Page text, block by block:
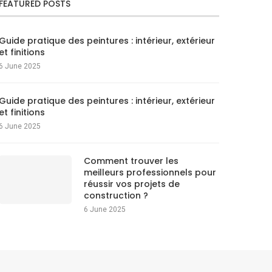
POSTS
pratique des peintures : intérieur, extérieur
finitions
June 2025
pratique des peintures : intérieur, extérieur
finitions
June 2025
Comment trouver les
meilleurs professionnels pour
réussir vos projets de
construction ?
6 June 2025